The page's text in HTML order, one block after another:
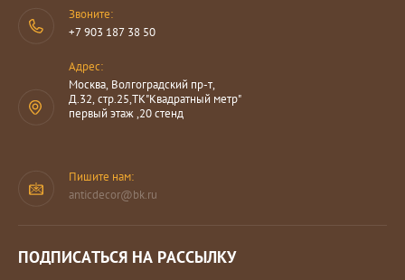
Звоните:
+7 903 187 38 50
Адрес:
Москва, Волгоградский пр-т,
Д.32, стр.25,ТК"Квадратный метр"
первый этаж ,20 стенд
Пишите нам:
anticdecor@bk.ru
ПОДПИСАТЬСЯ НА РАССЫЛКУ